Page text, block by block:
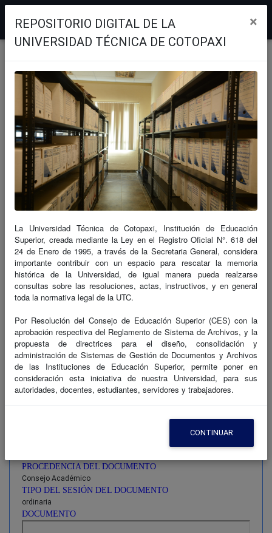
REPOSITORIO DIGITAL DE LA
UNIVERSIDAD TÉCNICA DE COTOPAXI
×
La Universidad Técnica de Cotopaxi, Institución de Educación
Superior, creada mediante la Ley en el Registro Oficial N°. 618 del
24 de Enero de 1995, a través de la Secretaria General, considera
importante contribuir con un espacio para rescatar la memoria
histórica de la Universidad, de igual manera pueda realzarse
consultas sobre las resoluciones, actas, instructivos, y en general
toda la normativa legal de la UTC.
Por Resolución del Consejo de Educación Superior (CES) con la
aprobación respectiva del Reglamento de Sistema de Archivos, y la
propuesta de directrices para el diseño, consolidación y
administración de Sistemas de Gestión de Documentos y Archivos
de las Instituciones de Educación Superior, permite poner en
consideración esta iniciativa de nuestra Universidad, para sus
autoridades, docentes, estudiantes, servidores y trabajadores.
CONTINUAR
INICIO
Detalles del Documento
INSTRUCTIVO PARA LA
ELABORACIÓN DE DISTRIBUTIVOS
ACADÉMICOS DE LA UNIVERSIDAD
TÉCNICA DE COTOPAXI
perteneciente a NORMATIVA
Documento
Instructivos
TÍTULO DEL DOCUMENTO
INSTRUCTIVO PARA LA ELABORACIÓN DE DISTRIBUTIVOS
ACADÉMICOS DE LA UNIVERSIDAD TÉCNICA DE COTOPAXI
DESCRIPCIÓN DEL DOCUMENTO
DEROGADO
FECHA DE VIGENCIA DEL DOCUMENTO
NÚMERO DE PÁGINA DEL DOCUMENTO
11
NÚMERO DE RESOLUCÓN DEL DOCUMENTO
No. 1
ORGANISMO REGULAR DEL DOCUMENTO
NORMATIVA
TRADICIÓN DOCUMENTAL DEL DOCUMENTO
PROCEDENCIA DEL DOCUMENTO
Consejo Académico
TIPO DEL SESIÓN DEL DOCUMENTO
ordinaria
DOCUMENTO